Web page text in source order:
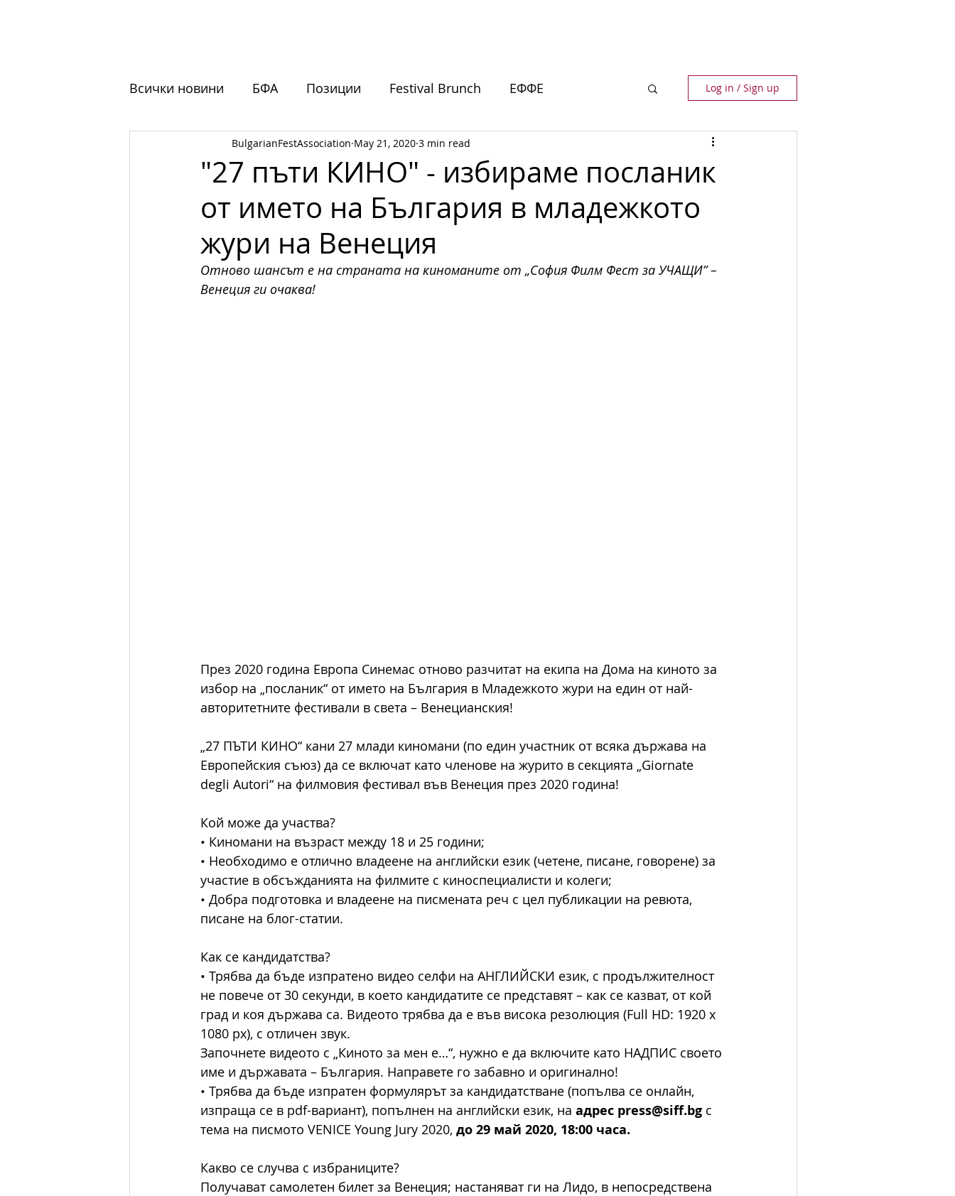
Всички новини БФА Позиции Festival Brunch ЕФФЕ
Отворени покани
Log in / Sign up
"27 пъти КИНО" - избираме посланик
от името на България в младежкото
жури на Венеция
BulgarianFestAssociation May 21, 2020 3 min read
Отново шансът е на страната на киноманите от „София Филм Фест за УЧАЩИ” –
Венеция ги очаква!
През 2020 година Европа Синемас отново разчитат на екипа на Дома на киното за
избор на „посланик“ от името на България в Младежкото жури на един от най-
авторитетните фестивали в света – Венецианския!
„27 ПЪТИ КИНО“ кани 27 млади киномани (по един участник от всяка държава на
Европейския съюз) да се включат като членове на журито в секцията „Giornate
degli Autori“ на филмовия фестивал във Венеция през 2020 година!
Кой може да участва?
• Киномани на възраст между 18 и 25 години;
• Необходимо е отлично владеене на английски език (четене, писане, говорене) за
участие в обсъжданията на филмите с киноспециалисти и колеги;
• Добра подготовка и владеене на писмената реч с цел публикации на ревюта,
писане на блог-статии.
Как се кандидатства?
• Трябва да бъде изпратено видео селфи на АНГЛИЙСКИ език, с продължителност
не повече от 30 секунди, в което кандидатите се представят – как се казват, от кой
град и коя държава са. Видеото трябва да е във висока резолюция (Full HD: 1920 x
1080 px), с отличен звук.
Започнете видеото с „Киното за мен е…“, нужно е да включите като НАДПИС своето
име и държавата – България. Направете го забавно и оригинално!
• Трябва да бъде изпратен формулярът за кандидатстване (попълва се онлайн,
изпраща се в pdf-вариант), попълнен на английски език, на адрес press@siff.bg с
тема на писмото VENICE Young Jury 2020, до 29 май 2020, 18:00 часа.
Какво се случва с избраниците?
Получават самолетен билет за Венеция; настаняват ги на Лидо, в непосредствена